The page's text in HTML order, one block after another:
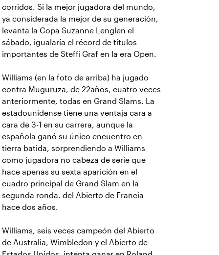
corridos. Si la mejor jugadora del mundo,
ya considerada la mejor de su generación,
levanta la Copa Suzanne Lenglen el
sábado, igualaría el récord de títulos
importantes de Steffi Graf en la era Open.
Williams (en la foto de arriba) ha jugado
contra Muguruza, de 22años, cuatro veces
anteriormente, todas en Grand Slams. La
estadounidense tiene una ventaja cara a
cara de 3-1 en su carrera, aunque la
española ganó su único encuentro en
tierra batida, sorprendiendo a Williams
como jugadora no cabeza de serie que
hace apenas su sexta aparición en el
cuadro principal de Grand Slam en la
segunda ronda. del Abierto de Francia
hace dos años.
Williams, seis veces campeón del Abierto
de Australia, Wimbledon y el Abierto de